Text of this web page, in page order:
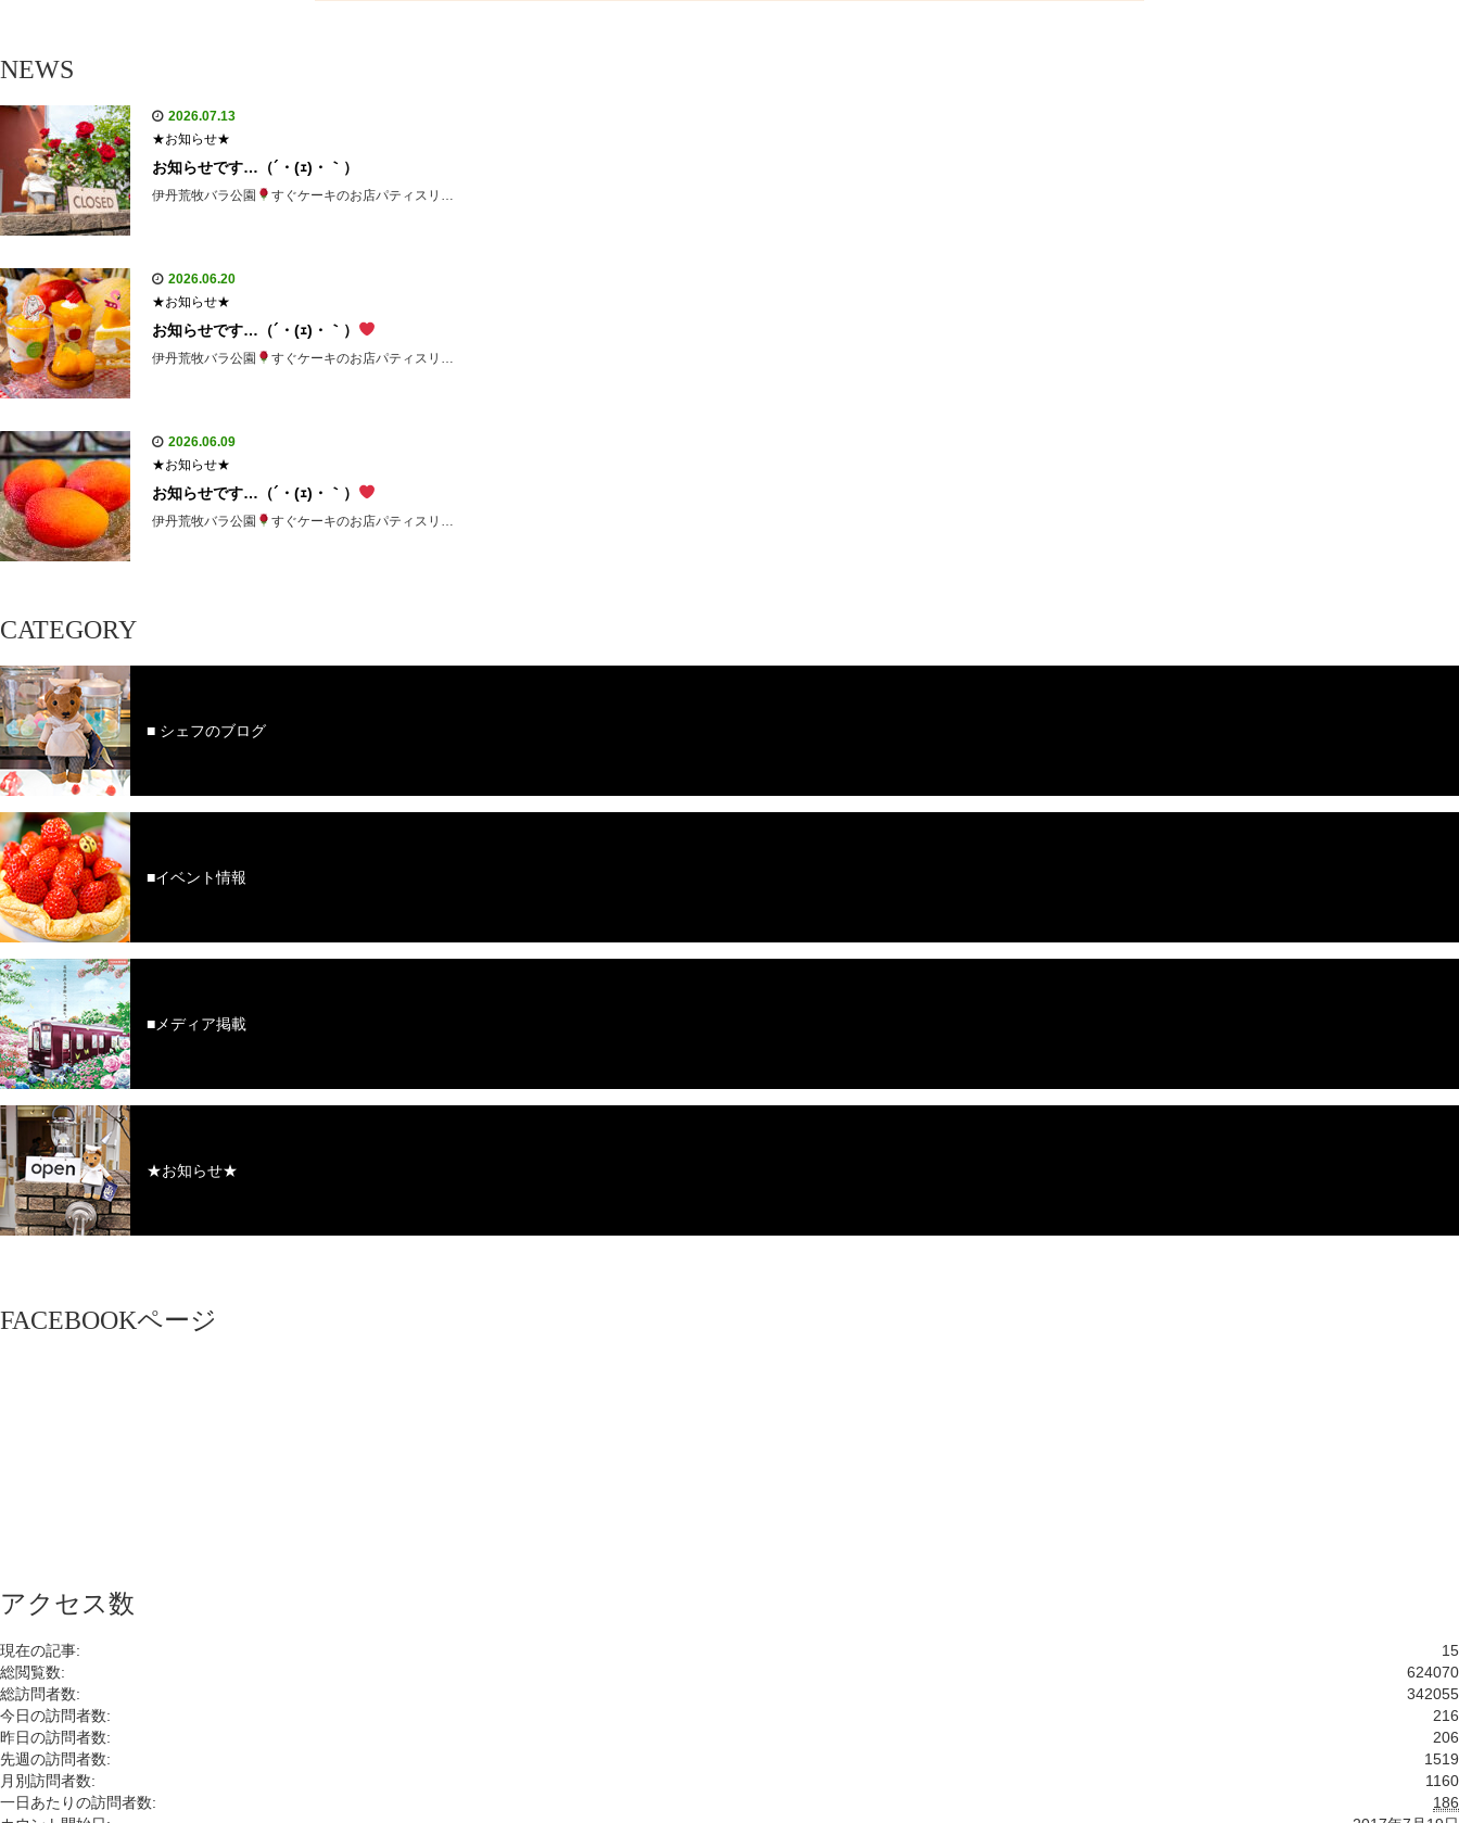
NEWS
2026.07.13
★お知らせ★
お知らせです…（´・(ｪ)・｀）
伊丹荒牧バラ公園 すぐケーキのお店パティスリ…
2026.06.20
★お知らせ★
お知らせです…（´・(ｪ)・｀）
伊丹荒牧バラ公園 すぐケーキのお店パティスリ…
2026.06.09
★お知らせ★
お知らせです…（´・(ｪ)・｀）
伊丹荒牧バラ公園 すぐケーキのお店パティスリ…
CATEGORY
■ シェフのブログ
■イベント情報
■メディア掲載
★お知らせ★
FACEBOOKページ
アクセス数
15
現在の記事:
624070
総閲覧数:
342055
総訪問者数:
216
今日の訪問者数:
206
昨日の訪問者数:
1519
先週の訪問者数:
1160
月別訪問者数:
186
一日あたりの訪問者数: